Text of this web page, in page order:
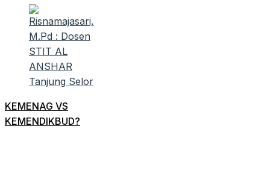
KEMENAG VS
KEMENDIKBUD?